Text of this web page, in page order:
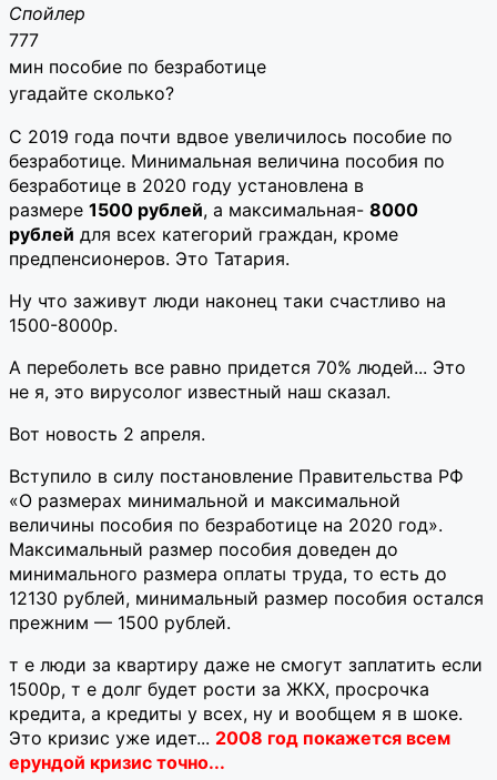
Спойлер
777
мин пособие по безработице
угадайте сколько?
С 2019 года почти вдвое увеличилось пособие по
безработице. Минимальная величина пособия по
безработице в 2020 году установлена в
размере 1500 рублей, а максимальная- 8000
рублей для всех категорий граждан, кроме
предпенсионеров. Это Татария.
Ну что заживут люди наконец таки счастливо на
1500-8000р.
А переболеть все равно придется 70% людей... Это
не я, это вирусолог известный наш сказал.
Вот новость 2 апреля.
Вступило в силу постановление Правительства РФ
«О размерах минимальной и максимальной
величины пособия по безработице на 2020 год».
Максимальный размер пособия доведен до
минимального размера оплаты труда, то есть до
12130 рублей, минимальный размер пособия остался
прежним — 1500 рублей.
т е люди за квартиру даже не смогут заплатить если
1500р, т е долг будет рости за ЖКХ, просрочка
кредита, а кредиты у всех, ну и вообщем я в шоке.
Это кризис уже идет... 2008 год покажется всем
ерундой кризис точно...